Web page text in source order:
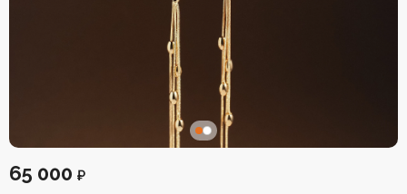
Коллекция «Мамины
Кольца
Хранители
пространства
Четки
Чокеры
Коллекция «Дыхание
Коллекция «Рядом»
Браслеты
Броши
Коллекция «Зимнее солнцестояние»
Колье
Кольца
Кулоны
65 000 ₽